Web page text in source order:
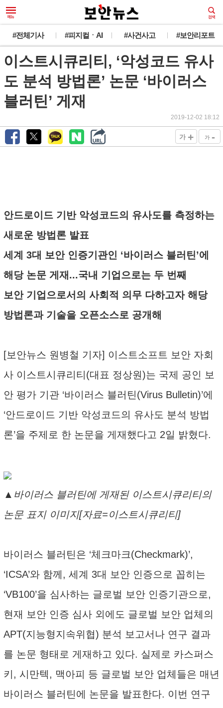
#전체기사 #피지컬ㆍAI #사건사고 #보안리포트
이스트시큐리티, ‘악성코드 유사
도 분석 방법론’ 논문 ‘바이러스
블러틴’ 게재
2019-12-02 18:12
가 + 가 -
안드로이드 기반 악성코드의 유사도를 측정하는
새로운 방법론 발표
세계 3대 보안 인증기관인 ‘바이러스 블러틴’에
해당 논문 게재...국내 기업으로는 두 번째
보안 기업으로서의 사회적 의무 다하고자 해당
방법론과 기술을 오픈소스로 공개해
[보안뉴스 원병철 기자] 이스트소프트 보안 자회
사 이스트시큐리티(대표 정상원)는 국제 공인 보
안 평가 기관 ‘바이러스 블러틴(Virus Bulletin)’에
‘안드로이드 기반 악성코드의 유사도 분석 방법
론’을 주제로 한 논문을 게재했다고 2일 밝혔다.
▲바이러스 블러틴에 게재된 이스트시큐리티의
논문 표지 이미지[자료=이스트시큐리티]
바이러스 블러틴은 ‘체크마크(Checkmark)’,
‘ICSA’와 함께, 세계 3대 보안 인증으로 꼽히는
‘VB100’을 심사하는 글로벌 보안 인증기관으로,
현재 보안 인증 심사 외에도 글로벌 보안 업체의
APT(지능형지속위협) 분석 보고서나 연구 결과
를 논문 형태로 게재하고 있다. 실제로 카스퍼스
키, 시만텍, 맥아피 등 글로벌 보안 업체들은 매년
바이러스 블러틴에 논문을 발표한다. 이번 연구